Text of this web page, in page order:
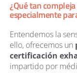
¿Qué tan
especialmente
Entendemos la
ello, ofrecemos un
certificación
impartido por